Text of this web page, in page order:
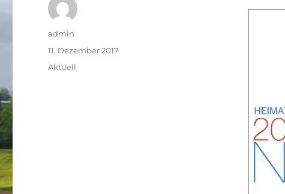
Autor
admin
Veröffentlicht
am
11. Dezember 2017
Kategorien
Aktuell